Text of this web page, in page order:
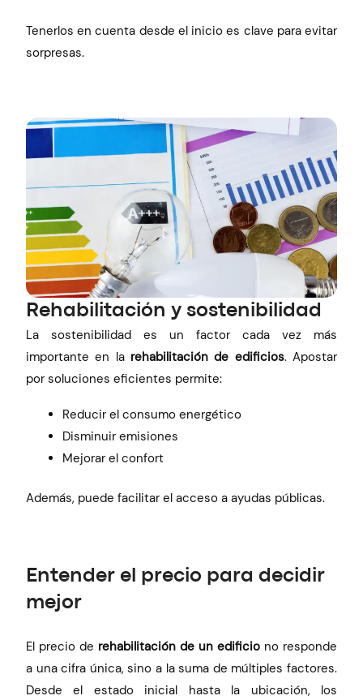
Tenerlos en cuenta desde el inicio es clave para evitar
sorpresas.
Rehabilitación y sostenibilidad
La sostenibilidad es un factor cada vez más
importante en la rehabilitación de edificios. Apostar
por soluciones eficientes permite:
Reducir el consumo energético
Disminuir emisiones
Mejorar el confort
Además, puede facilitar el acceso a ayudas públicas.
Entender el precio para decidir
mejor
El precio de rehabilitación de un edificiono responde
a una cifra única, sino a la suma de múltiples factores.
Desde el estado inicial hasta la ubicación, los